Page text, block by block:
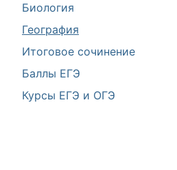
Биология
География
Итоговое сочинение
Баллы ЕГЭ
Курсы ЕГЭ и ОГЭ